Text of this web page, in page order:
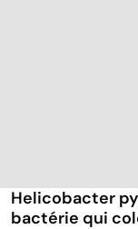
Helicobacter
bactérie qui